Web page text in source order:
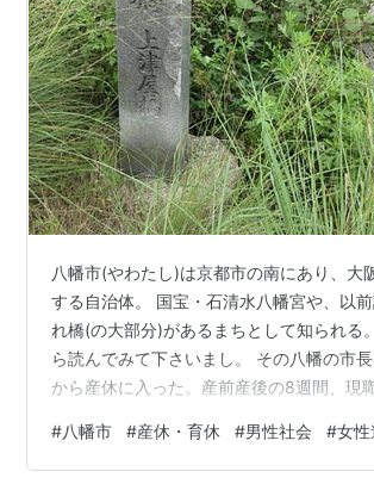
八幡市(やわたし)は京都市の南にあり、大
する自治体。 国宝・石清水八幡宮や、以
れ橋(の大部分)があるまちとして知られる
ら読んでみて下さいまし。 その八幡の市
から産休に入った。産前産後の8週間、現
テレビで見たニュース) www.youtube.com
少し前、一時期ネットでこの人の広告を見
#八幡市 #産休・育休 #男性社会 #女性